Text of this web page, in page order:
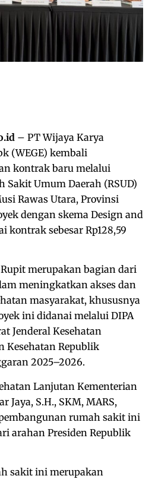
– PT Wijaya Karya
(WEGE) kembali
kontrak baru melalui
Sakit Umum Daerah (RSUD)
Rawas Utara, Provinsi
dengan skema Design and
sebesar Rp128,59
merupakan bagian dari
meningkatkan akses dan
masyarakat, khususnya
ini didanai melalui DIPA
Jenderal Kesehatan
Kesehatan Republik
2025–2026.
Lanjutan Kementerian
Jaya, S.H., SKM, MARS,
rumah sakit ini
arahan Presiden Republik
sakit ini merupakan